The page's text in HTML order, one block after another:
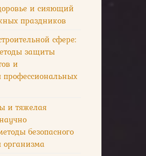
и сияющий
праздников
сфере:
защиты
и
профессиональных
и тяжелая
безопасного
организма